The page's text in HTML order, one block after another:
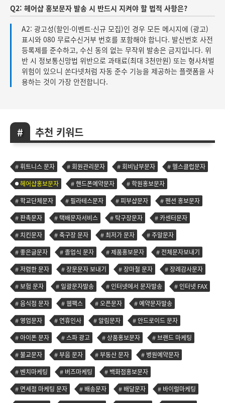
Q2: 헤어샵 홍보문자 발송 시 반드시 지켜야 할 법적 사항은?
A2: 광고성(할인·이벤트·신규 모집)인 경우 모든 메시지에 (광고)
표시와 080 무료수신거부 번호를 포함해야 합니다. 발신번호 사전
등록제를 준수하고, 수신 동의 없는 무작위 발송은 금지입니다. 위
반 시 정보통신망법 위반으로 과태료(최대 3천만원) 또는 형사처벌
위험이 있으니 쏜다넷처럼 자동 준수 기능을 제공하는 플랫폼을 사
용하는 것이 가장 안전합니다.
추천 키워드
휘트니스 문자 회원관리문자 회비납부문자
헬스클럽문자
헤어샵홍보문자
핸드폰예약문자
학원홍보문자
학교단체문자
필라테스문자 피부샵문자
펜션 홍보문자
판촉문자
택배문자서비스 탁구장문자
카센터문자
치킨문자
축구장 문자 최저가 문자
주말문자
좋은글문자
졸업식 문자 제품홍보문자
전체문자보내기
저렴한 문자
장문문자 보내기 장마철 문자
장례감사문자
보험 문자
일괄문자발송 인터넷에서 문자발송
인터넷 FAX
음식점 문자
웹팩스 오픈문자
예약문자발송
영업문자
연휴인사 알림문자
안드로이드 문자
아이폰 문자
스파 광고 상품홍보문자
브랜드 마케팅
불교문자
부음 문자 부동산 문자
병원예약문자
벤치마케팅
버즈마케팅
백화점홍보문자
면세점 마케팅 문자
배송문자 배달문자
바이럴마케팅